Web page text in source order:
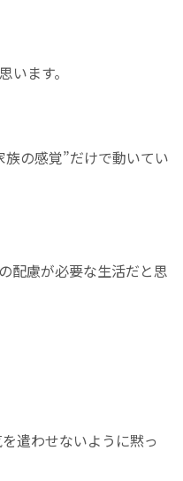
います。
の感覚”だけで動いてい
配慮が必要な生活だと思
遣わせないように黙っ